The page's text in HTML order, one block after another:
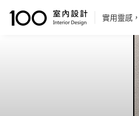
實用靈感